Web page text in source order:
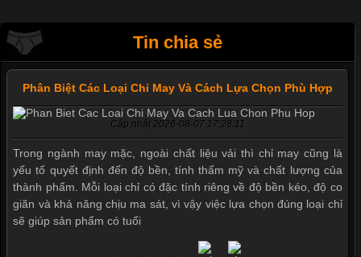
Tin chia sẻ
Phân Biệt Các Loại Chỉ May Và Cách Lựa Chọn Phù Hợp
Cập nhật 2026-08-07 17:28:11
Trong ngành may mặc, ngoài chất liệu vải thì chỉ may cũng là
yếu tố quyết định đến độ bền, tính thẩm mỹ và chất lượng của
thành phẩm. Mỗi loại chỉ có đặc tính riêng về độ bền kéo, độ co
giãn và khả năng chịu ma sát, vì vậy việc lựa chọn đúng loại chỉ
sẽ giúp sản phẩm có tuổi